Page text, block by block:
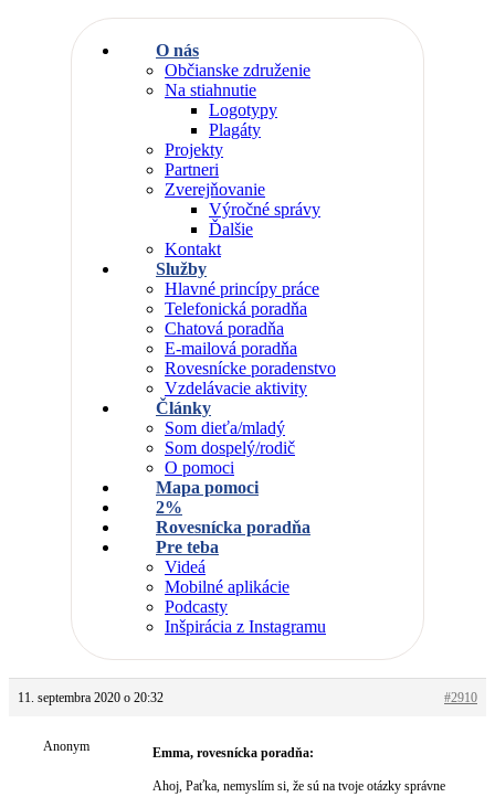
O nás
Občianske združenie
Na stiahnutie
Logotypy
Plagáty
Projekty
Partneri
Zverejňovanie
Výročné správy
Ďalšie
Kontakt
Služby
Hlavné princípy práce
Telefonická poradňa
Chatová poradňa
E-mailová poradňa
Rovesnícke poradenstvo
Vzdelávacie aktivity
Články
Som dieťa/mladý
Som dospelý/rodič
O pomoci
Mapa pomoci
2%
Rovesnícka poradňa
Pre teba
Videá
Mobilné aplikácie
Podcasty
Inšpirácia z Instagramu
11. septembra 2020 o 20:32 #2910
Anonym Emma, rovesnícka poradňa:
Ahoj, Paťka, nemyslím si, že sú na tvoje otázky správne